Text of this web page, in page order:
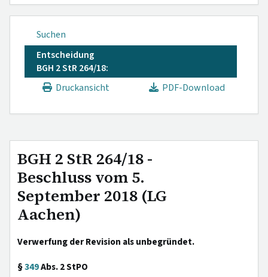
Suchen
Entscheidung
BGH 2 StR 264/18:
Druckansicht
PDF-Download
BGH 2 StR 264/18 -
Beschluss vom 5.
September 2018 (LG
Aachen)
Verwerfung der Revision als unbegründet.
§349Abs. 2 StPO